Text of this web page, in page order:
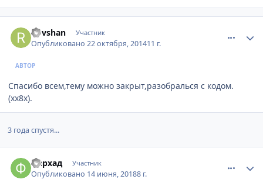
Rovshan Участник
Опубликовано22 октября, 201411 г.
АВТОР
Спасибо всем,тему можно закрыт,разобралься с кодом.
(хх8х).
3 года спустя...
фархад Участник
Опубликовано 14 июня, 20188 г.